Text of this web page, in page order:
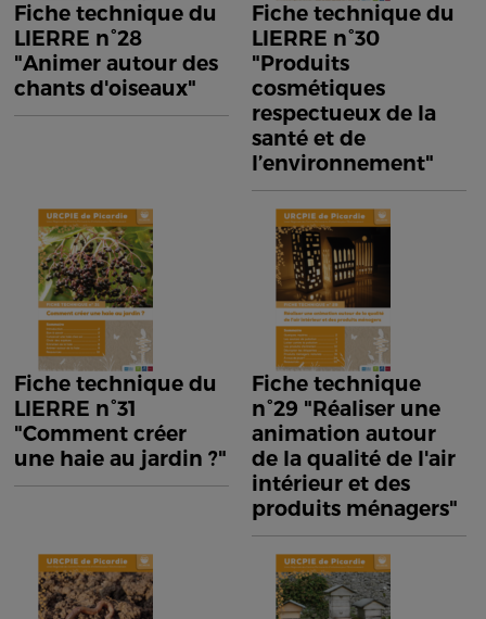
Fiche technique du
LIERRE n°28
"Animer autour des
chants d'oiseaux"
Fiche technique du
LIERRE n°30
"Produits
cosmétiques
respectueux de la
santé et de
l’environnement"
Fiche technique du
LIERRE n°31
"Comment créer
une haie au jardin ?"
Fiche technique
n°29 "Réaliser une
animation autour
de la qualité de l'air
intérieur et des
produits ménagers"